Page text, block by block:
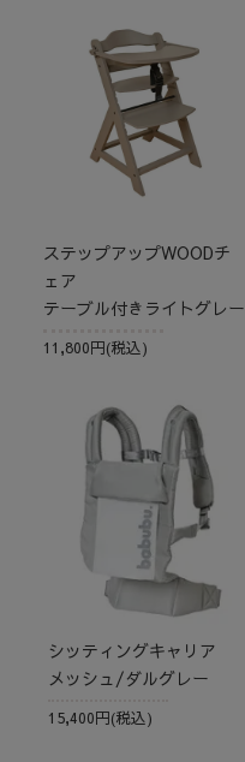
ステップアップWOODチ
ェア
テーブル付きライトグレー
11,800円(税込)
シッティングキャリア
メッシュ/ダルグレー
15,400円(税込)